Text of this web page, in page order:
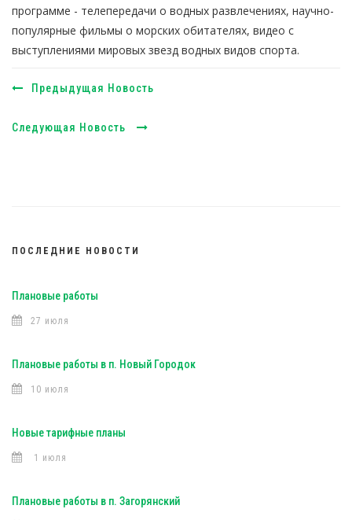
программе - телепередачи о водных развлечениях, научно-
популярные фильмы о морских обитателях, видео с
выступлениями мировых звезд водных видов спорта.
Предыдущая Новость
Следующая Новость
ПОСЛЕДНИЕ НОВОСТИ
Плановые работы
27 июля
Плановые работы в п. Новый Городок
10 июля
Новые тарифные планы
1 июля
Плановые работы в п. Загорянский